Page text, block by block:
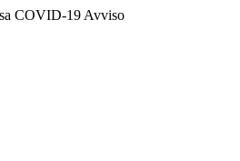
COVID-19 Avviso